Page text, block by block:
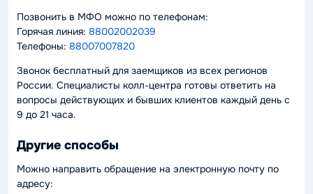
Позвонить в МФО можно по телефонам:
Горячая линия: 88002002039
Телефоны: 88007007820
Звонок бесплатный для заемщиков из всех регионов
России. Специалисты колл-центра готовы ответить на
вопросы действующих и бывших клиентов каждый день с
9 до 21 часа.
Другие способы
Можно направить обращение на электронную почту по
адресу: